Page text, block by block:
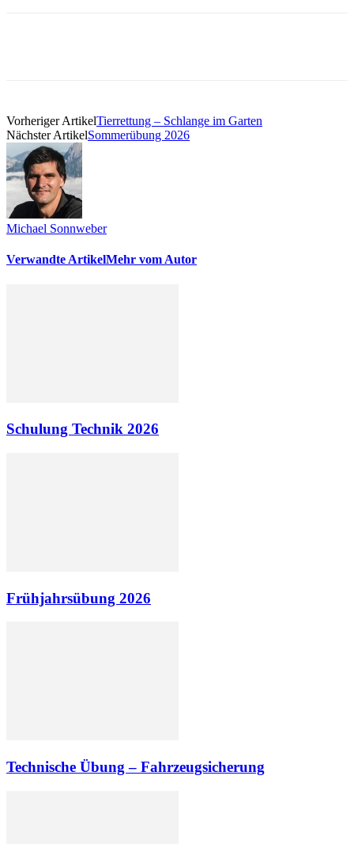
Vorheriger ArtikelTierrettung – Schlange im Garten
Nächster ArtikelSommerübung 2026
Michael Sonnweber
Verwandte ArtikelMehr vom Autor
Schulung Technik 2026
Frühjahrsübung 2026
Technische Übung – Fahrzeugsicherung